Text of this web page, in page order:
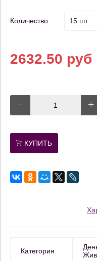
Количество
2632.50 руб
КУПИТЬ
Категория